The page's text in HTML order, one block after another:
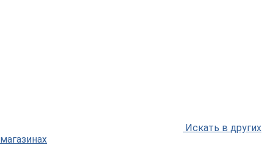
Искать в других
магазинах